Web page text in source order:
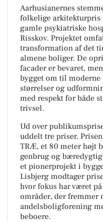
Aarhusianernes
folkelige arkitekturpris
gamle psykiatriske
Risskov. Projektet
transformation af det
almene boliger. De
facader er bevaret,
bygget om til
størrelser og
med respekt for både
trivsel.
Ud over
uddelt tre priser.
TRÆ, et 80 meter højt
genbrug og
et pionerprojekt i
Lisbjerg modtager
hvor fokus har været
områder, der fremmer
andelsboligforening
beboere.